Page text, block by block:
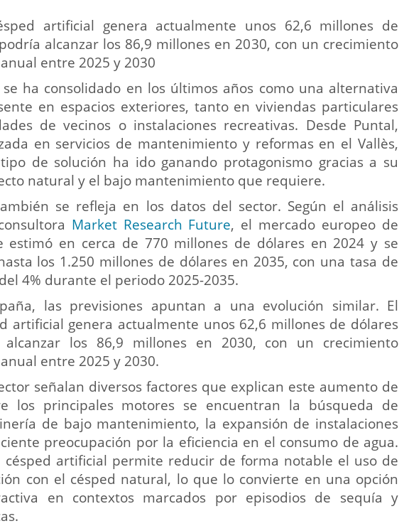
artificial genera actualmente unos 62,6 millones de
alcanzar los 86,9 millones en 2030, con un crecimiento
entre 2025 y 2030
ha consolidado en los últimos años como una alternativa
en espacios exteriores, tanto en viviendas particulares
de vecinos o instalaciones recreativas. Desde Puntal,
en servicios de mantenimiento y reformas en el Vallès,
de solución ha ido ganando protagonismo gracias a su
natural y el bajo mantenimiento que requiere.
se refleja en los datos del sector. Según el análisis
Market Research Future, el mercado europeo de
estimó en cerca de 770 millones de dólares en 2024 y se
los 1.250 millones de dólares en 2035, con una tasa de
4% durante el periodo 2025-2035.
las previsiones apuntan a una evolución similar. El
artificial genera actualmente unos 62,6 millones de dólares
los 86,9 millones en 2030, con un crecimiento
entre 2025 y 2030.
señalan diversos factores que explican este aumento de
los principales motores se encuentran la búsqueda de
de bajo mantenimiento, la expansión de instalaciones
preocupación por la eficiencia en el consumo de agua.
césped artificial permite reducir de forma notable el uso de
con el césped natural, lo que lo convierte en una opción
en contextos marcados por episodios de sequía y